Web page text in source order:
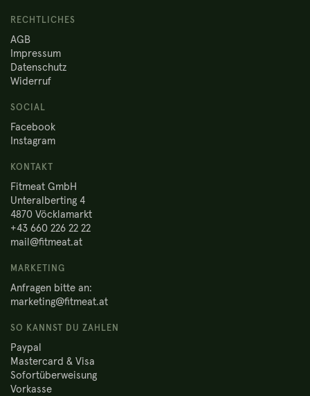
RECHTLICHES
AGB
Impressum
Datenschutz
Widerruf
SOCIAL
Facebook
Instagram
KONTAKT
Fitmeat GmbH
Unteralberting 4
4870 Vöcklamarkt
+43 660 226 22 22
mail@fitmeat.at
MARKETING
Anfragen bitte an:
marketing@fitmeat.at
SO KANNST DU ZAHLEN
Paypal
Mastercard & Visa
Sofortüberweisung
Vorkasse